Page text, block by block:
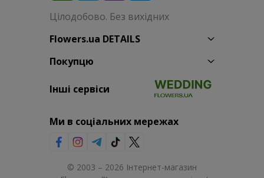
Цілодобово. Без вихідних
Flowers.ua DETAILS
Покупцю
Інші сервіси
Ми в соціальних мережах
© 2003 – 2026 Інтернет-магазин